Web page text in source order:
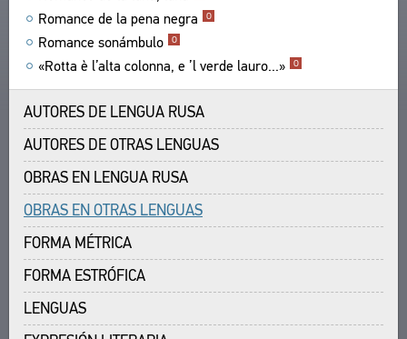
Romance de la pena negra O
Romance sonámbulo O
«Rotta è l’alta colonna, e ’l verde lauro...» O
AUTORES DE LENGUA RUSA
AUTORES DE OTRAS LENGUAS
OBRAS EN LENGUA RUSA
OBRAS EN OTRAS LENGUAS
FORMA MÉTRICA
FORMA ESTRÓFICA
LENGUAS
OBRAS
EDICIONES
ESTUDIOS
OBRAS
EDICIONES
PUBLICACIONES BIBLIOGRÁFICAS
EDITORES
OBRAS
EDICIONES
TODAS LAS RESEÑAS
POETAS
TRADUCTORES
ESTUDIOSOS
TESAURO
GLOSARIO
BUSQUEDA
SOBRE EL PROYECTO
LOS FINES DEL PROYECTO
SUBSISTEMAS
CORPUS
BIBLIOTECA
ENCICLOPEDIA
TESAURO
FUNCIONALIDAD
INDICES
BUSQUEDA
CONTACTO
ACUERDO DEL USUARIO
MARCADORES